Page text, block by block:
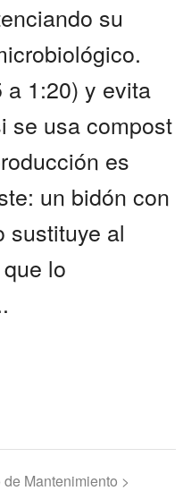
su
1:20) y evita
se usa compost
es
un bidón con
sustituye al
lo
Mantenimiento >